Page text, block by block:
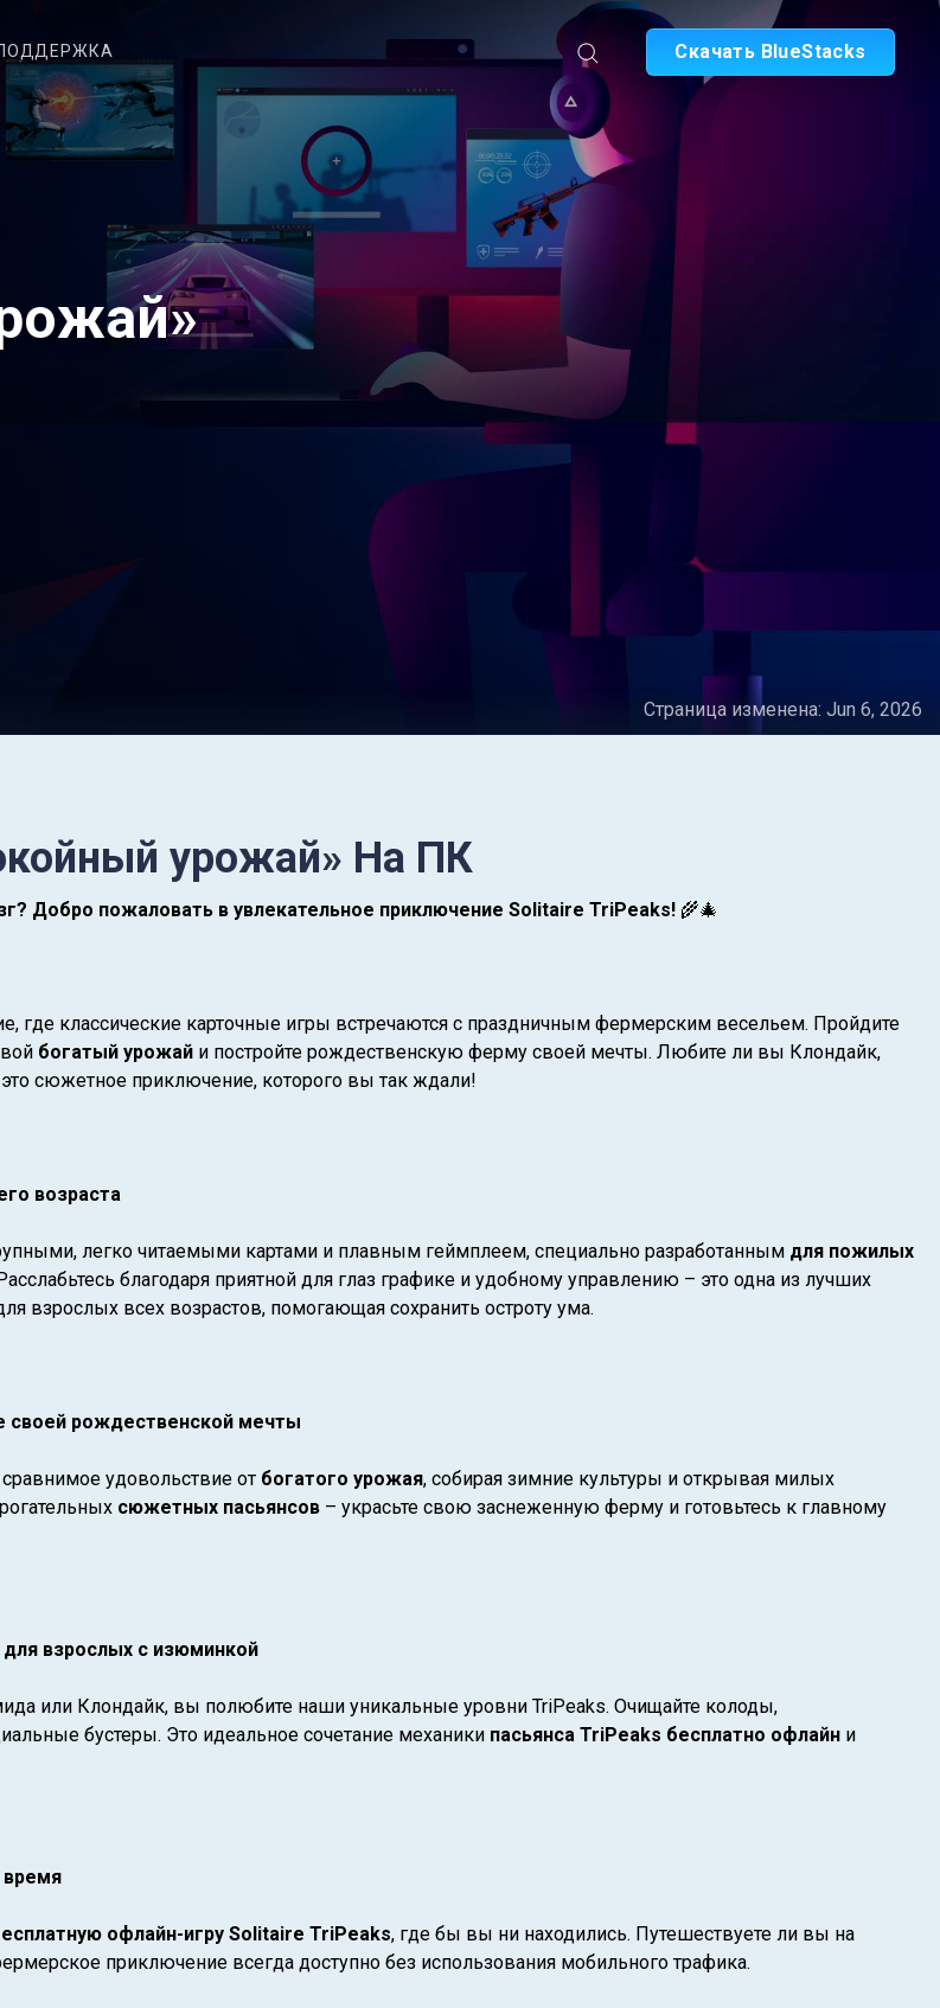
Скачать BlueStacks
Страница изменена: Jun 6, 2026
урожай» На ПК
Добро пожаловать в увлекательное приключение Solitaire TriPeaks! 🌾🎄
где классические карточные игры встречаются с праздничным фермерским весельем. Пройдите
богатый урожай и постройте рождественскую ферму своей мечты. Любите ли вы Клондайк,
сюжетное приключение, которого вы так ждали!
возраста
легко читаемыми картами и плавным геймплеем, специально разработанным для пожилых
благодаря приятной для глаз графике и удобному управлению – это одна из лучших
взрослых всех возрастов, помогающая сохранить остроту ума.
своей рождественской мечты
удовольствие от богатого урожая, собирая зимние культуры и открывая милых
сюжетных пасьянсов – украсьте свою заснеженную ферму и готовьтесь к главному
взрослых с изюминкой
или Клондайк, вы полюбите наши уникальные уровни TriPeaks. Очищайте колоды,
бустеры. Это идеальное сочетание механики пасьянса TriPeaks бесплатно офлайн и
время
офлайн-игру Solitaire TriPeaks, где бы вы ни находились. Путешествуете ли вы на
приключение всегда доступно без использования мобильного трафика.